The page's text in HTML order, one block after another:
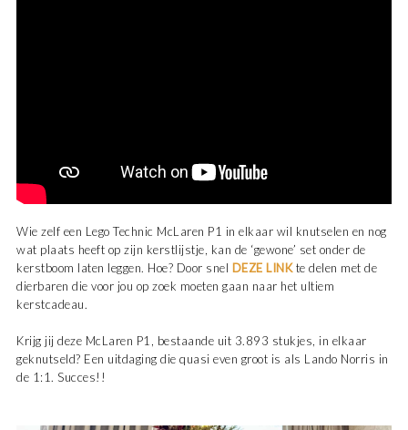
Wie zelf een Lego Technic McLaren P1 in elkaar wil knutselen en nog
wat plaats heeft op zijn kerstlijstje, kan de ‘gewone’ set onder de
kerstboom laten leggen. Hoe? Door snel DEZE LINKte delen met de
dierbaren die voor jou op zoek moeten gaan naar het ultiem
kerstcadeau.
Krijg jij deze McLaren P1, bestaande uit 3.893 stukjes, in elkaar
geknutseld? Een uitdaging die quasi even groot is als Lando Norris in
de 1:1. Succes!!